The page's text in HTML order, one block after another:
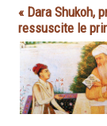
« Dara Shukoh,
ressuscite le